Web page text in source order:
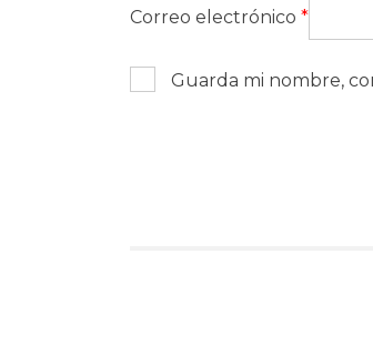
Correo electrónico *
Guarda mi nombre,